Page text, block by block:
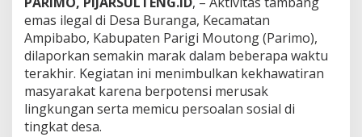
D
u
g
a
a
A
l
emas ilegal di Desa Buranga, Kecamatan
Ampibabo, Kabupaten Parigi Moutong (Parimo),
dilaporkan semakin marak dalam beberapa waktu
terakhir. Kegiatan ini menimbulkan kekhawatiran
masyarakat karena berpotensi merusak
lingkungan serta memicu persoalan sosial di
tingkat desa.